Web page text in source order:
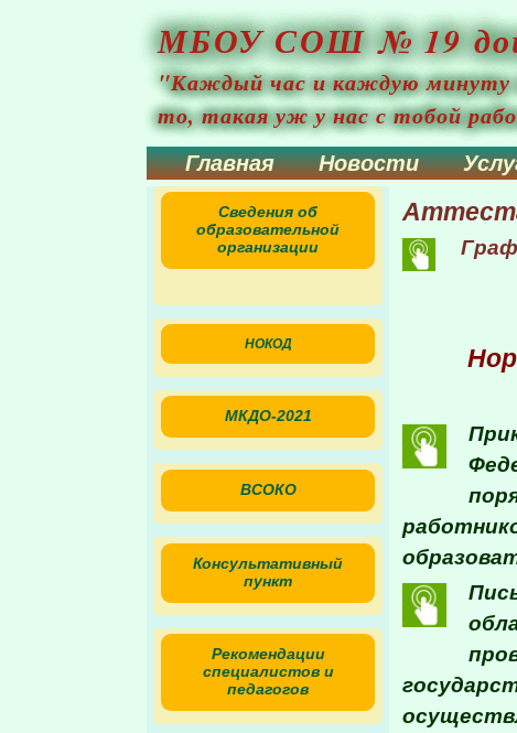
МБОУ СОШ № 19
"Каждый час и каждую минуту о
то, такая уж у нас с тобой
Главная Новости
Сведения об
образовательной
организации
НОКОД
МКДО-2021
ВСОКО
Консультативный
пункт
Рекомендации
специалистов и
педагогов